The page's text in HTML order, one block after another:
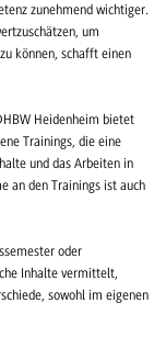
zunehmend wichtiger.
um
können, schafft einen
Heidenheim bietet
Trainings, die eine
und das Arbeiten in
an den Trainings ist auch
oder
Inhalte vermittelt,
sowohl im eigenen